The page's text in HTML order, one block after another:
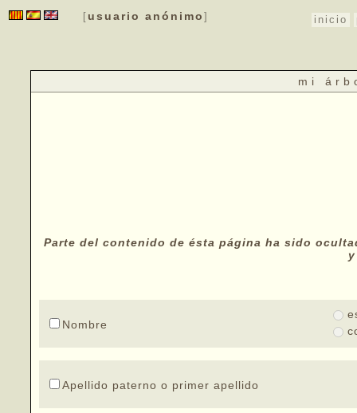
[ usuario anónimo ] inicio
mi
Parte del contenido de ésta página ha sido
Nombre
Apellido paterno o primer apellido